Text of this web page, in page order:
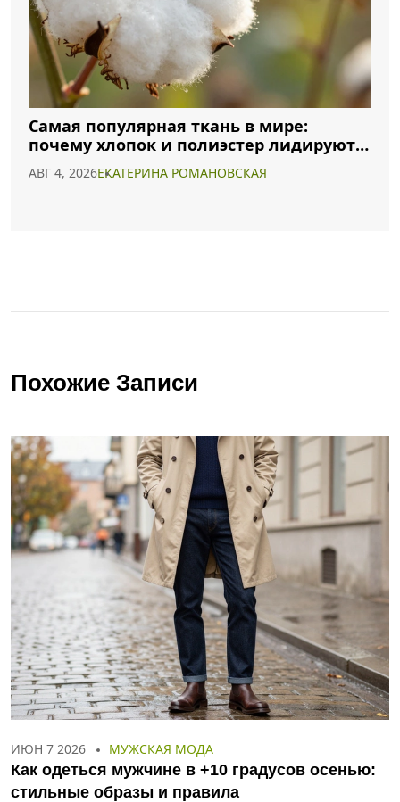
Самая популярная ткань в мире:
почему хлопок и полиэстер лидируют в
АВГ 4, 2026ЕКАТЕРИНА РОМАНОВСКАЯ
Похожие Записи
ИЮН 7 2026 МУЖСКАЯ МОДА
Как одеться мужчине в +10 градусов осенью:
стильные образы и правила